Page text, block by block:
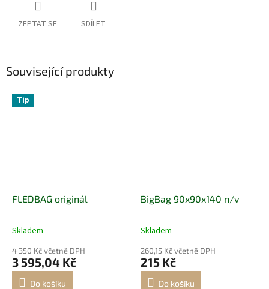
ZEPTAT SE SDÍLET
Související produkty
Tip
FLEDBAG originál
Skladem
4 350 Kč včetně DPH
3 595,04 Kč
Do košíku
BigBag 90x90x140 n/v
Skladem
260,15 Kč včetně DPH
215 Kč
Do košíku